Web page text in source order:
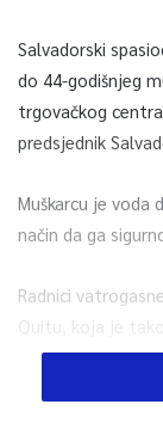
Salvadorski
do 44-godišnjeg
trgovačkog
predsjednik
Muškarcu je voda
način da ga
Radnici
Quitu, koja je
izvijestili su u